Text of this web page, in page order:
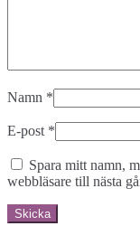
Namn *
E-post *
Spara mitt namn,
webbläsare till nästa